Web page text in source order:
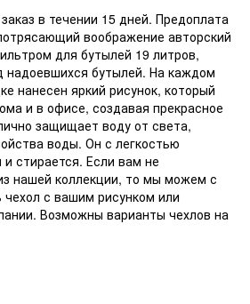
в течении 15 дней. Предоплата
воображение авторский
для бутылей 19 литров,
надоевшихся бутылей. На каждом
нанесен яркий рисунок, который
и в офисе, создавая прекрасное
защищает воду от света,
воды. Он с легкостью
стирается. Если вам не
нашей коллекции, то мы можем с
чехол с вашим рисунком или
Возможны варианты чехлов на